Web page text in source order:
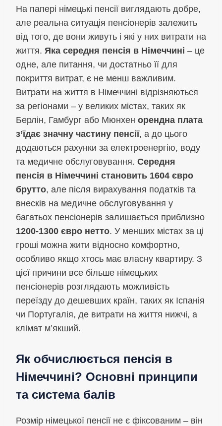
На папері німецькі пенсії виглядають добре,
але реальна ситуація пенсіонерів залежить
від того, де вони живуть і які у них витрати на
життя. Яка середня пенсія в Німеччині – це
одне, але питання, чи достатньо її для
покриття витрат, є не менш важливим.
Витрати на життя в Німеччині відрізняються
за регіонами – у великих містах, таких як
Берлін, Гамбург або Мюнхен орендна плата
з’їдає значну частину пенсії, а до цього
додаються рахунки за електроенергію, воду
та медичне обслуговування. Середня
пенсія в Німеччині становить 1604 євро
брутто, але після вирахування податків та
внесків на медичне обслуговування у
багатьох пенсіонерів залишається приблизно
1200-1300 євро нетто. У менших містах за ці
гроші можна жити відносно комфортно,
особливо якщо хтось має власну квартиру. З
цієї причини все більше німецьких
пенсіонерів розглядають можливість
переїзду до дешевших країн, таких як Іспанія
чи Португалія, де витрати на життя нижчі, а
клімат м’якший.
Як обчислюється пенсія в
Німеччині? Основні принципи
та система балів
Розмір німецької пенсії не є фіксованим – він